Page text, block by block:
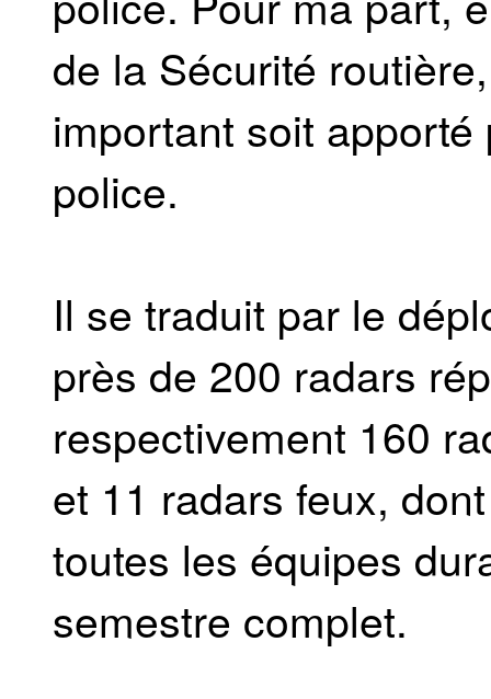
de la Sécurité
important soit
police.
Il se traduit par le
près de 200 radars
respectivement 160
et 11 radars feux,
toutes les équipes
semestre complet.